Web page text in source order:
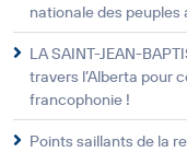
nationale des
LA SAINT-JEAN-
travers l’Alberta pour
francophonie !
Points saillants de la